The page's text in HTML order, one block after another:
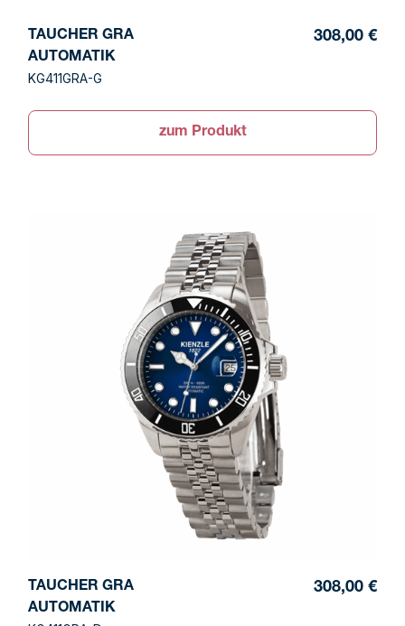
TAUCHER GRA
AUTOMATIK
KG411GRA-G
308,00 €
zum Produkt
TAUCHER GRA
AUTOMATIK
308,00 €